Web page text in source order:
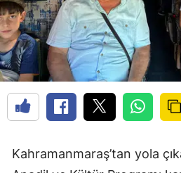
Kahramanmaraş’tan yola